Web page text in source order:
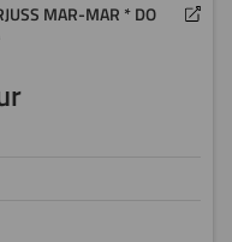
MAR-MAR * DO